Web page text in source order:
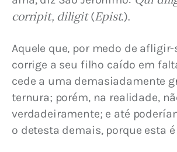
corripit, diligit (Epist.).
Aquele que, por medo de afligir-
corrige a seu filho caído em
cede a uma demasiadamente
ternura; porém, na realidade,
verdadeiramente; e até
o detesta demais, porque esta